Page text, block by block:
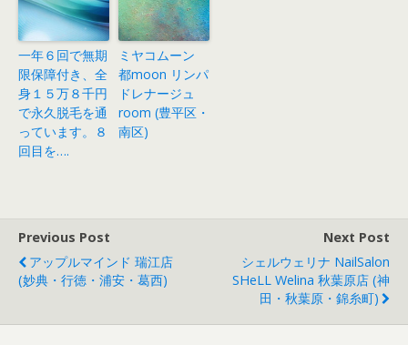
一年６回で無期
限保障付き、全
身１５万８千円
で永久脱毛を通
っています。８
回目を….
ミヤコムーン
都moon リンパ
ドレナージュ
room (豊平区・
南区)
Previous Post
アップルマインド 瑞江店
(妙典・行徳・浦安・葛西)
Next Post
シェルウェリナ NailSalon
SHeLL Welina 秋葉原店 (神
田・秋葉原・錦糸町)